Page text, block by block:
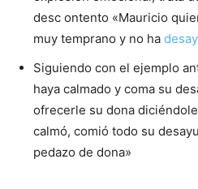
desc ontento «Mauricio
muy temprano y no ha
Siguiendo con el ejemplo
haya calmado y coma su
ofrecerle su dona
calmó, comió todo su
pedazo de dona»